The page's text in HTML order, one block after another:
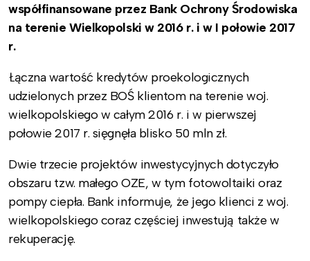
współfinansowane przez Bank Ochrony Środowiska
na terenie Wielkopolski w 2016 r. i w I połowie 2017
r.
Łączna wartość kredytów proekologicznych
udzielonych przez BOŚ klientom na terenie woj.
wielkopolskiego w całym 2016 r. i w pierwszej
połowie 2017 r. sięgnęła blisko 50 mln zł.
Dwie trzecie projektów inwestycyjnych dotyczyło
obszaru tzw. małego OZE, w tym fotowoltaiki oraz
pompy ciepła. Bank informuje, że jego klienci z woj.
wielkopolskiego coraz częściej inwestują także w
rekuperację.